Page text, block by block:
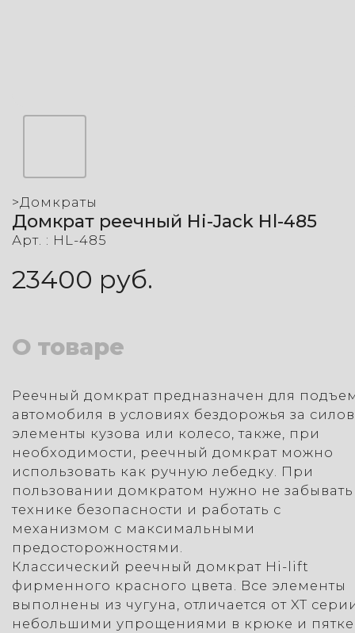
>Домкраты
Домкрат реечный Hi-Jack Hl-485
Арт. : HL-485
23400 руб.
О товаре
Реечный домкрат предназначен для
автомобиля в условиях бездорожья за
элементы кузова или колесо, также, при
необходимости, реечный домкрат можно
использовать как ручную лебедку. При
пользовании домкратом нужно не
технике безопасности и работать с
механизмом с максимальными
предосторожностями.
Классический реечный домкрат Hi-lift
фирменного красного цвета. Все элементы
выполнены из чугуна, отличается от XT
небольшими упрощениями в крюке и